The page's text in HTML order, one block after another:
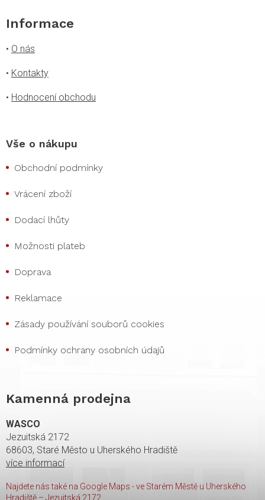
Informace
• O nás
• Kontakty
• Hodnocení obchodu
Vše o nákupu
Obchodní podmínky
Vrácení zboží
Dodací lhůty
Možnosti plateb
Doprava
Reklamace
Zásady používání souborů cookies
Podmínky ochrany osobních údajů
Kamenná prodejna
WASCO
Jezuitská 2172
68603, Staré Město u Uherského Hradiště
více informací
Najdete nás také na Google Maps - ve Starém Městě u Uherského
Hradiště – Jezuitská 2172.